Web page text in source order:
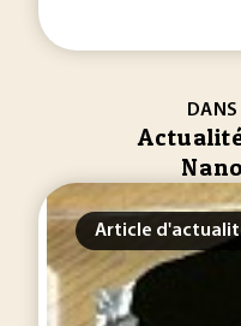
Article